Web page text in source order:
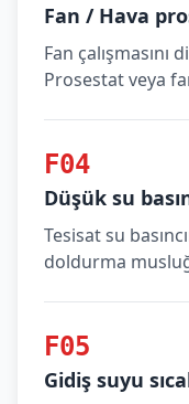
Fan / Hava
Fan çalışmasını
Prosestat veya
F04
Düşük su
Tesisat su
doldurma
F05
Gidiş suyu